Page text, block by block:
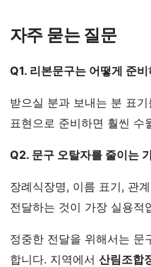
자주 묻는 질문
Q1. 리본문구는 어떻게 준
받으실 분과 보내는 분 표
표현으로 준비하면 훨씬 수
Q2. 문구 오탈자를 줄이는
장례식장명, 이름 표기, 관
전달하는 것이 가장 실용적
정중한 전달을 위해서는 문
합니다. 지역에서 산림조합